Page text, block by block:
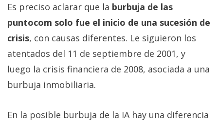
Es preciso aclarar que la burbuja de las
puntocom solo fue el inicio de una sucesión de
crisis, con causas diferentes. Le siguieron los
atentados del 11 de septiembre de 2001, y
luego la crisis financiera de 2008, asociada a una
burbuja inmobiliaria.
En la posible burbuja de la IA hay una diferencia